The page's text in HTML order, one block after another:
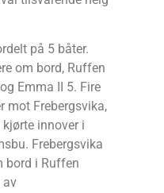
på 5 båter.
om bord, Ruffen
Emma II 5. Fire
mot Frebergsvika,
innover i
Frebergsvika
bord i Ruffen
av